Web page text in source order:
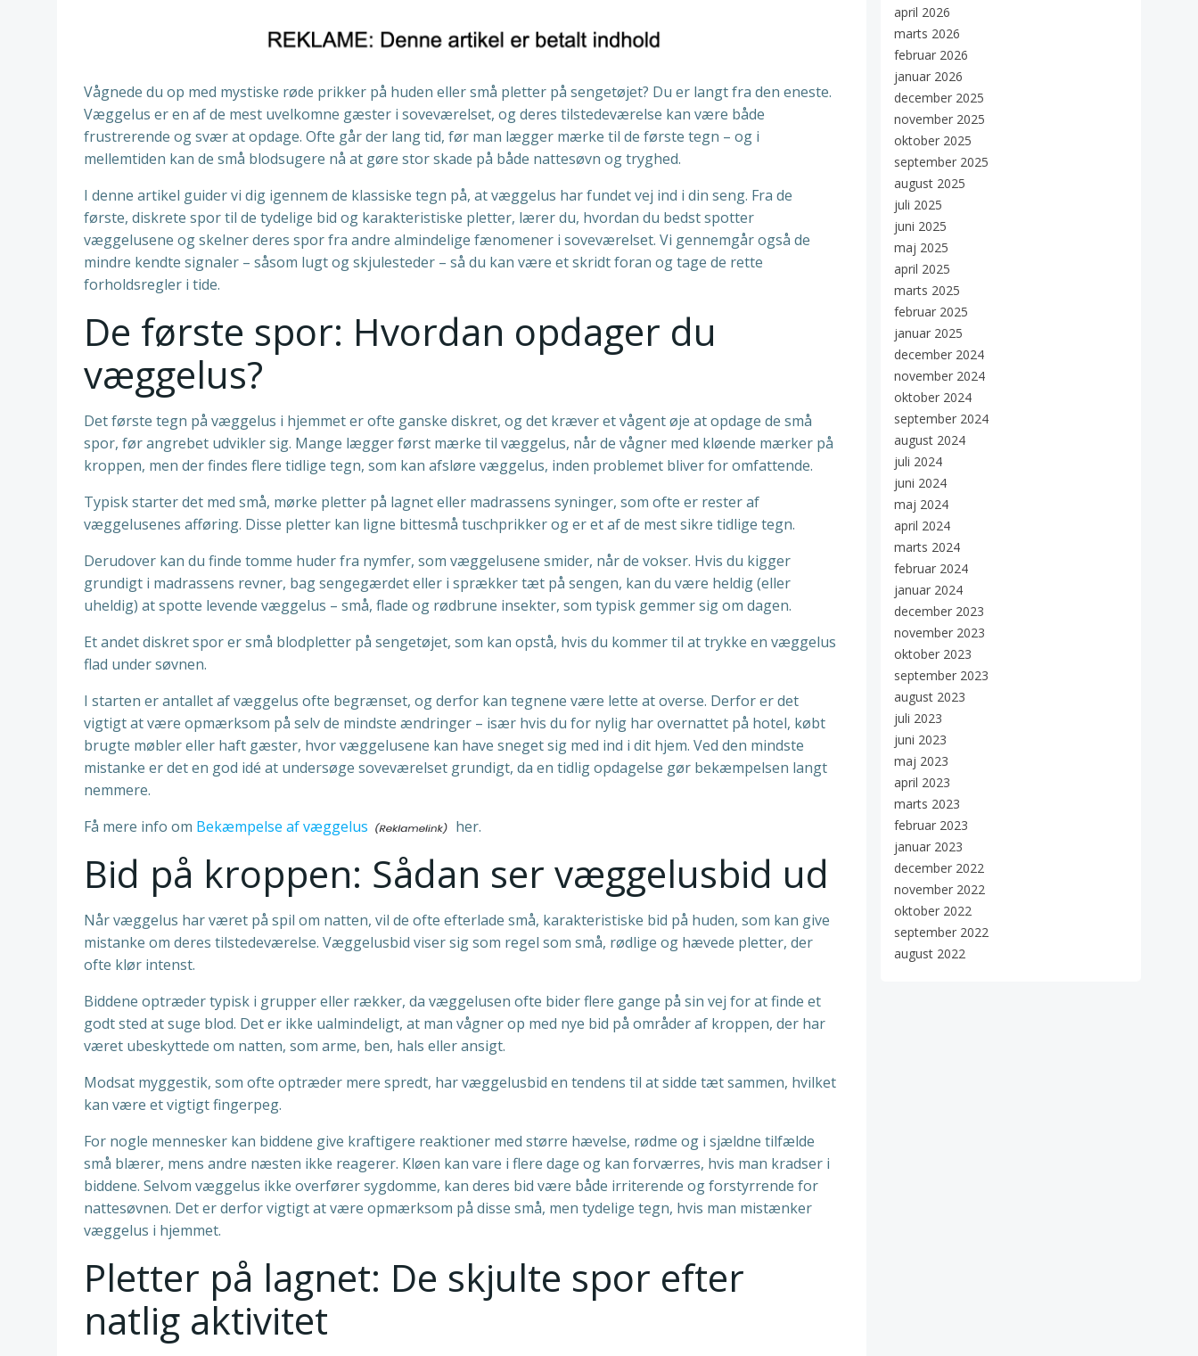
Vågnede du op med mystiske røde prikker på huden eller små pletter på sengetøjet? Du er langt fra den eneste.
Væggelus er en af de mest uvelkomne gæster i soveværelset, og deres tilstedeværelse kan være både
frustrerende og svær at opdage. Ofte går der lang tid, før man lægger mærke til de første tegn – og i
mellemtiden kan de små blodsugere nå at gøre stor skade på både nattesøvn og tryghed.
I denne artikel guider vi dig igennem de klassiske tegn på, at væggelus har fundet vej ind i din seng. Fra de
første, diskrete spor til de tydelige bid og karakteristiske pletter, lærer du, hvordan du bedst spotter
væggelusene og skelner deres spor fra andre almindelige fænomener i soveværelset. Vi gennemgår også de
mindre kendte signaler – såsom lugt og skjulesteder – så du kan være et skridt foran og tage de rette
forholdsregler i tide.
De første spor: Hvordan opdager du
væggelus?
Det første tegn på væggelus i hjemmet er ofte ganske diskret, og det kræver et vågent øje at opdage de små
spor, før angrebet udvikler sig. Mange lægger først mærke til væggelus, når de vågner med kløende mærker på
kroppen, men der findes flere tidlige tegn, som kan afsløre væggelus, inden problemet bliver for omfattende.
Typisk starter det med små, mørke pletter på lagnet eller madrassens syninger, som ofte er rester af
væggelusenes afføring. Disse pletter kan ligne bittesmå tuschprikker og er et af de mest sikre tidlige tegn.
Derudover kan du finde tomme huder fra nymfer, som væggelusene smider, når de vokser. Hvis du kigger
grundigt i madrassens revner, bag sengegærdet eller i sprækker tæt på sengen, kan du være heldig (eller
uheldig) at spotte levende væggelus – små, flade og rødbrune insekter, som typisk gemmer sig om dagen.
Et andet diskret spor er små blodpletter på sengetøjet, som kan opstå, hvis du kommer til at trykke en væggelus
flad under søvnen.
I starten er antallet af væggelus ofte begrænset, og derfor kan tegnene være lette at overse. Derfor er det
vigtigt at være opmærksom på selv de mindste ændringer – især hvis du for nylig har overnattet på hotel, købt
brugte møbler eller haft gæster, hvor væggelusene kan have sneget sig med ind i dit hjem. Ved den mindste
mistanke er det en god idé at undersøge soveværelset grundigt, da en tidlig opdagelse gør bekæmpelsen langt
nemmere.
Få mere info om Bekæmpelse af væggelus her.
Bid på kroppen: Sådan ser væggelusbid ud
Når væggelus har været på spil om natten, vil de ofte efterlade små, karakteristiske bid på huden, som kan give
mistanke om deres tilstedeværelse. Væggelusbid viser sig som regel som små, rødlige og hævede pletter, der
ofte klør intenst.
Biddene optræder typisk i grupper eller rækker, da væggelusen ofte bider flere gange på sin vej for at finde et
godt sted at suge blod. Det er ikke ualmindeligt, at man vågner op med nye bid på områder af kroppen, der har
været ubeskyttede om natten, som arme, ben, hals eller ansigt.
Modsat myggestik, som ofte optræder mere spredt, har væggelusbid en tendens til at sidde tæt sammen, hvilket
kan være et vigtigt fingerpeg.
For nogle mennesker kan biddene give kraftigere reaktioner med større hævelse, rødme og i sjældne tilfælde
små blærer, mens andre næsten ikke reagerer. Kløen kan vare i flere dage og kan forværres, hvis man kradser i
biddene. Selvom væggelus ikke overfører sygdomme, kan deres bid være både irriterende og forstyrrende for
nattesøvnen. Det er derfor vigtigt at være opmærksom på disse små, men tydelige tegn, hvis man mistænker
væggelus i hjemmet.
Pletter på lagnet: De skjulte spor efter
natlig aktivitet
april 2026
marts 2026
februar 2026
januar 2026
december 2025
november 2025
oktober 2025
september 2025
august 2025
juli 2025
juni 2025
maj 2025
april 2025
marts 2025
februar 2025
januar 2025
december 2024
november 2024
oktober 2024
september 2024
august 2024
juli 2024
juni 2024
maj 2024
april 2024
marts 2024
februar 2024
januar 2024
december 2023
november 2023
oktober 2023
september 2023
august 2023
juli 2023
juni 2023
maj 2023
april 2023
marts 2023
februar 2023
januar 2023
december 2022
november 2022
oktober 2022
september 2022
august 2022